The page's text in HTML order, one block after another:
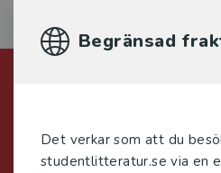
Begränsad
Det verkar som att du
studentlitteratur.se via en